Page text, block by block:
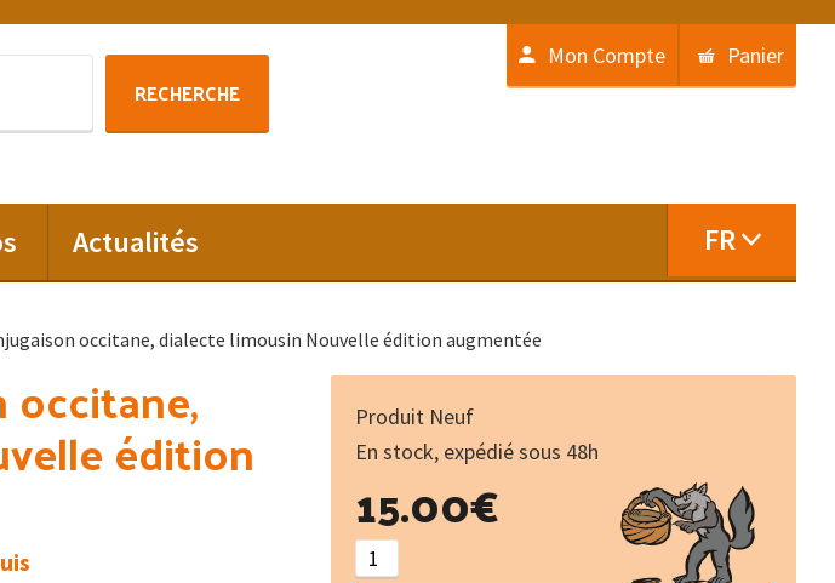
RECHERCHE
Mon Compte Panier
Actualités FR
occitane, dialecte limousin Nouvelle édition augmentée
occitane,
édition
Produit Neuf
En stock, expédié sous 48h
15.00€
de
Précis
de